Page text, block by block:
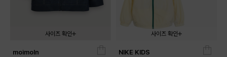
사이즈 확인
090
moimoln
사이즈 확인
02T
NIKE KIDS